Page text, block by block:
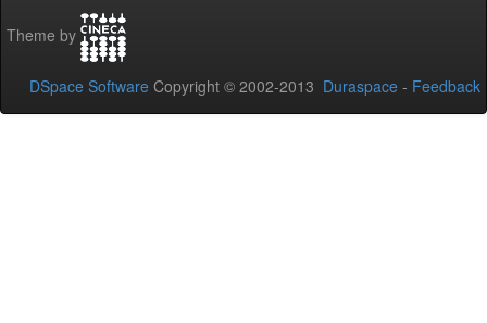
Theme by
DSpace Software Copyright © 2002-2013 Duraspace - Feedback